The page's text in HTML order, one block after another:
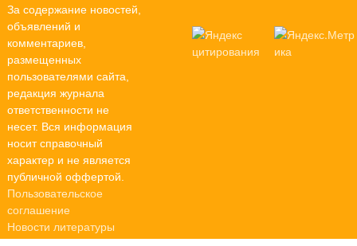
За содержание новостей,
объявлений и
комментариев,
размещенных
пользователями сайта,
редакция журнала
ответственности не
несет. Вся информация
носит справочный
характер и не является
публичной оффертой.
Пользовательское
соглашение
Новости литературы